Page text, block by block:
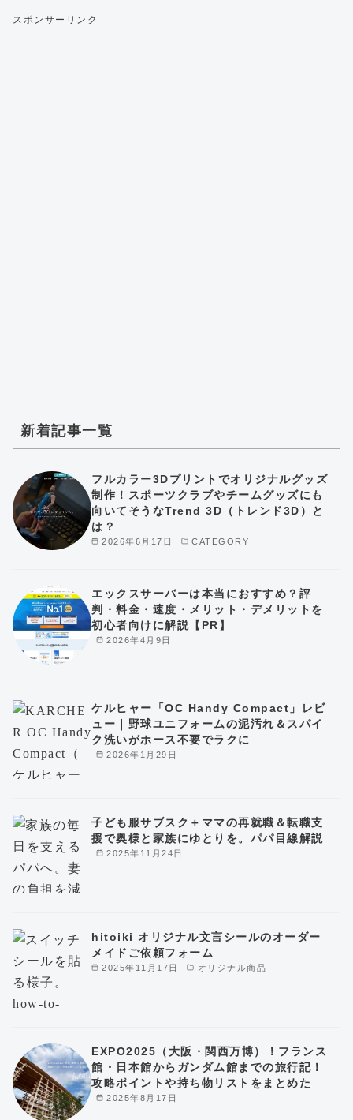
スポンサーリンク
新着記事一覧
2026年6月17日 CATEGORY
フルカラー3Dプリントでオリジナルグッズ
制作！スポーツクラブやチームグッズにも
向いてそうなTrend 3D（トレンド3D）と
は？
2026年4月9日
エックスサーバーは本当におすすめ？評
判・料金・速度・メリット・デメリットを
初心者向けに解説【PR】
2026年1月29日
ケルヒャー「OC Handy Compact」レビ
ュー｜野球ユニフォームの泥汚れ＆スパイ
ク洗いがホース不要でラクに
2025年11月24日
子ども服サブスク＋ママの再就職＆転職支
援で奥様と家族にゆとりを。パパ目線解説
2025年11月17日 オリジナル商品
hitoiki オリジナル文言シールのオーダー
メイドご依頼フォーム
2025年8月17日
EXPO2025（大阪・関西万博）！フランス
館・日本館からガンダム館までの旅行記！
攻略ポイントや持ち物リストをまとめた